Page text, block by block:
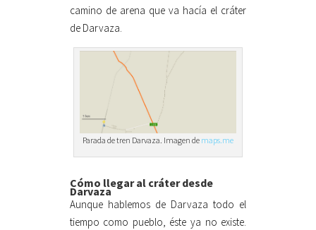
camino de arena que va hacía el cráter
de Darvaza.
Parada de tren Darvaza. Imagen de maps.me
Cómo llegar al cráter desde
Darvaza
Aunque hablemos de Darvaza todo el
tiempo como pueblo, éste ya no existe.